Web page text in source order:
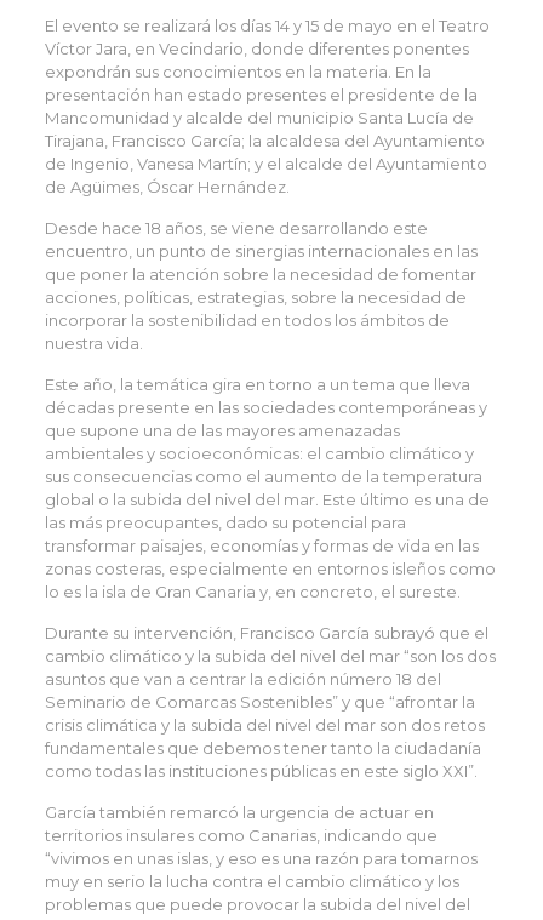
El evento se realizará los días 14 y 15 de mayo en el Teatro
Víctor Jara, en Vecindario, donde diferentes ponentes
expondrán sus conocimientos en la materia. En la
presentación han estado presentes el presidente de la
Mancomunidad y alcalde del municipio Santa Lucía de
Tirajana, Francisco García; la alcaldesa del Ayuntamiento
de Ingenio, Vanesa Martín; y el alcalde del Ayuntamiento
de Agüimes, Óscar Hernández.
Desde hace 18 años, se viene desarrollando este
encuentro, un punto de sinergias internacionales en las
que poner la atención sobre la necesidad de fomentar
acciones, políticas, estrategias, sobre la necesidad de
incorporar la sostenibilidad en todos los ámbitos de
nuestra vida.
Este año, la temática gira en torno a un tema que lleva
décadas presente en las sociedades contemporáneas y
que supone una de las mayores amenazadas
ambientales y socioeconómicas: el cambio climático y
sus consecuencias como el aumento de la temperatura
global o la subida del nivel del mar. Este último es una de
las más preocupantes, dado su potencial para
transformar paisajes, economías y formas de vida en las
zonas costeras, especialmente en entornos isleños como
lo es la isla de Gran Canaria y, en concreto, el sureste.
Durante su intervención, Francisco García subrayó que el
cambio climático y la subida del nivel del mar “son los dos
asuntos que van a centrar la edición número 18 del
Seminario de Comarcas Sostenibles” y que “afrontar la
crisis climática y la subida del nivel del mar son dos retos
fundamentales que debemos tener tanto la ciudadanía
como todas las instituciones públicas en este siglo XXI”.
García también remarcó la urgencia de actuar en
territorios insulares como Canarias, indicando que
“vivimos en unas islas, y eso es una razón para tomarnos
muy en serio la lucha contra el cambio climático y los
problemas que puede provocar la subida del nivel del